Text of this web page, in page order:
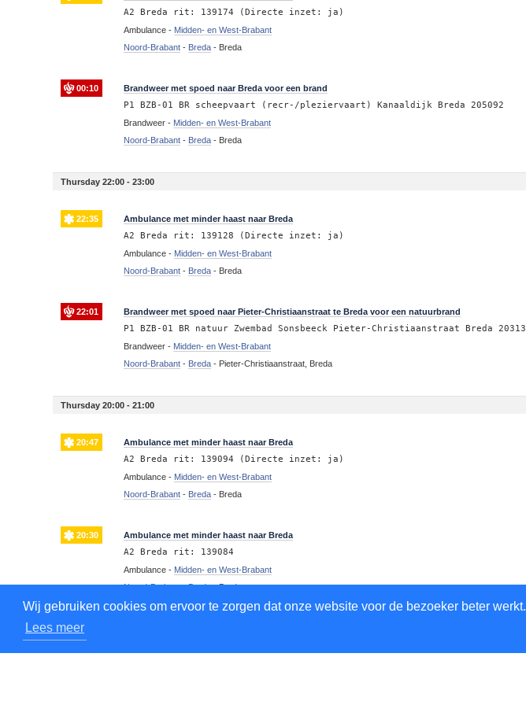
Wij gebruiken cookies om ervoor te zorgen dat onze website voor de bezoeker beter
Lees meer
A2 Breda rit: 139174 (Directe inzet: ja)
Ambulance - Midden- en West-Brabant
Noord-Brabant - Breda - Breda
00:10 Brandweer met spoed naar Breda voor een brand
P1 BZB-01 BR scheepvaart (recr-/pleziervaart) Kanaaldijk Breda 205092
Brandweer - Midden- en West-Brabant
Noord-Brabant - Breda - Breda
Thursday 22:00 - 23:00
22:35 Ambulance met minder haast naar Breda
A2 Breda rit: 139128 (Directe inzet: ja)
Ambulance - Midden- en West-Brabant
Noord-Brabant - Breda - Breda
22:01 Brandweer met spoed naar Pieter-Christiaanstraat te Breda voor een natuurbrand
P1 BZB-01 BR natuur Zwembad Sonsbeeck Pieter-Christiaanstraat Breda
Brandweer - Midden- en West-Brabant
Noord-Brabant - Breda - Pieter-Christiaanstraat, Breda
Thursday 20:00 - 21:00
20:47 Ambulance met minder haast naar Breda
A2 Breda rit: 139094 (Directe inzet: ja)
Ambulance - Midden- en West-Brabant
Noord-Brabant - Breda - Breda
20:30 Ambulance met minder haast naar Breda
A2 Breda rit: 139084
Ambulance - Midden- en West-Brabant
Noord-Brabant-Breda-Breda
20:28